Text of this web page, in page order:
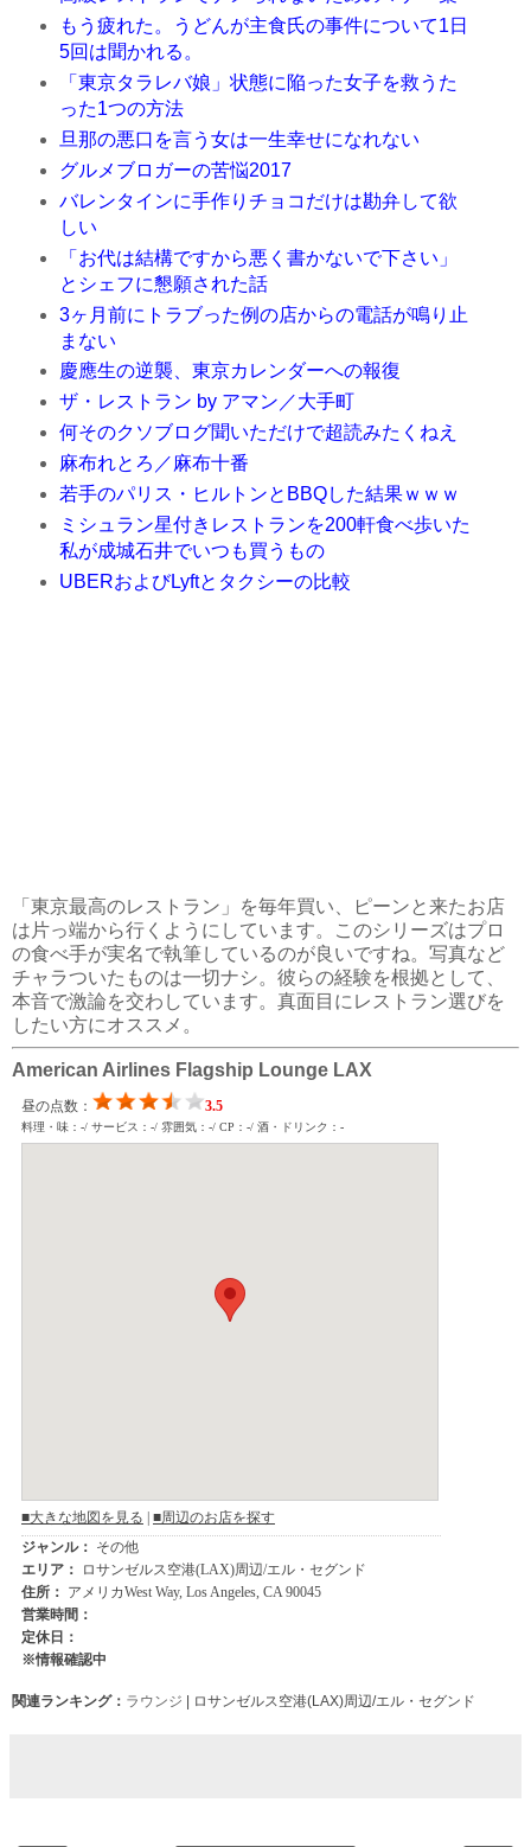
もう疲れた。うどんが主食氏の事件について1日
5回は聞かれる。
「東京タラレバ娘」状態に陥った女子を救うた
った1つの方法
旦那の悪口を言う女は一生幸せになれない
グルメブロガーの苦悩2017
バレンタインに手作りチョコだけは勘弁して欲
しい
「お代は結構ですから悪く書かないで下さい」
とシェフに懇願された話
3ヶ月前にトラブった例の店からの電話が鳴り止
まない
慶應生の逆襲、東京カレンダーへの報復
ザ・レストラン by アマン／大手町
何そのクソブログ聞いただけで超読みたくねえ
麻布れとろ／麻布十番
若手のパリス・ヒルトンとBBQした結果ｗｗｗ
ミシュラン星付きレストランを200軒食べ歩いた
私が成城石井でいつも買うもの
UBERおよびLyftとタクシーの比較
「東京最高のレストラン」を毎年買い、ピーンと来たお店
は片っ端から行くようにしています。このシリーズはプロ
の食べ手が実名で執筆しているのが良いですね。写真など
チャラついたものは一切ナシ。彼らの経験を根拠として、
本音で激論を交わしています。真面目にレストラン選びを
したい方にオススメ。
American Airlines Flagship Lounge LAX
関連ランキング： ラウンジ | ロサンゼルス空港(LAX)周辺/エル・セグンド